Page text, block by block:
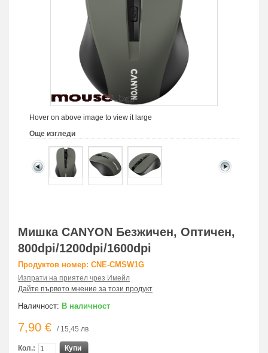
Hover on above image to view it large
Още изгледи
Мишка CANYON Безжичен, Оптичен,
800dpi/1200dpi/1600dpi
Продуктов номер: CNE-CMSW1G
Изпрати на приятел чрез Имейл
Дайте първото мнение за този продукт
Наличност: В наличност
7,90 € / 15,45 лв
Кол.: Купи